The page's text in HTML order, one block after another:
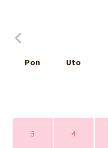
Pon Uto
3 4